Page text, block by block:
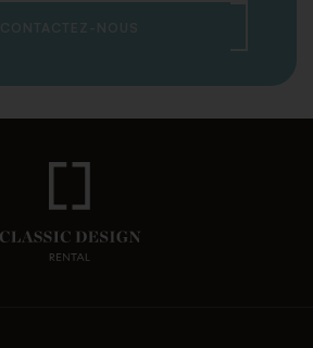
CONTACTEZ-NOUS